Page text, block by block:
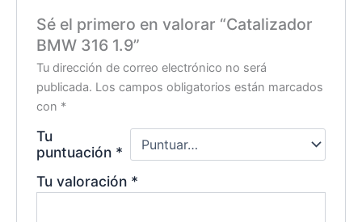
Sé el primero en valorar “Catalizador
BMW 316 1.9”
Tu dirección de correo electrónico no será
publicada. Los campos obligatorios están marcados
con *
Tu
puntuación *
Tu valoración *